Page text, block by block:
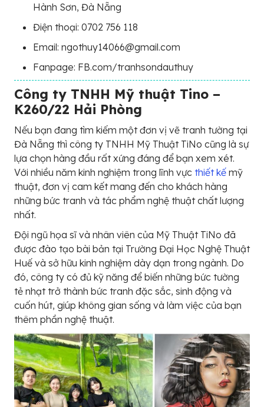
Hành Sơn, Đà Nẵng
Điện thoại: 0702 756 118
Email: ngothuy14066@gmail.com
Fanpage: FB.com/tranhsondauthuy
Công ty TNHH Mỹ thuật Tino –
K260/22 Hải Phòng
Nếu bạn đang tìm kiếm một đơn vị vẽ tranh tường tại
Đà Nẵng thì công ty TNHH Mỹ Thuật TiNo cũng là sự
lựa chọn hàng đầu rất xứng đáng để bạn xem xét.
Với nhiều năm kinh nghiệm trong lĩnh vực thiết kế mỹ
thuật, đơn vị cam kết mang đến cho khách hàng
những bức tranh và tác phẩm nghệ thuật chất lượng
nhất.
Đội ngũ họa sĩ và nhân viên của Mỹ Thuật TiNo đã
được đào tạo bài bản tại Trường Đại Học Nghệ Thuật
Huế và sở hữu kinh nghiệm dày dạn trong ngành. Do
đó, công ty có đủ kỹ năng để biến những bức tường
tẻ nhạt trở thành bức tranh đặc sắc, sinh động và
cuốn hút, giúp không gian sống và làm việc của bạn
thêm phần nghệ thuật.